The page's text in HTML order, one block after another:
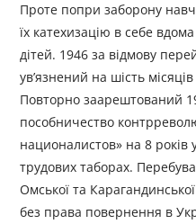
Проте попри заборону
їх катехизацію в себе
дітей. 1946 за відмову
ув’язнений на шість
Повторно заарештований
пособничество
националистов» на 8 років
трудових таборах.
Омської та
без права повернення в